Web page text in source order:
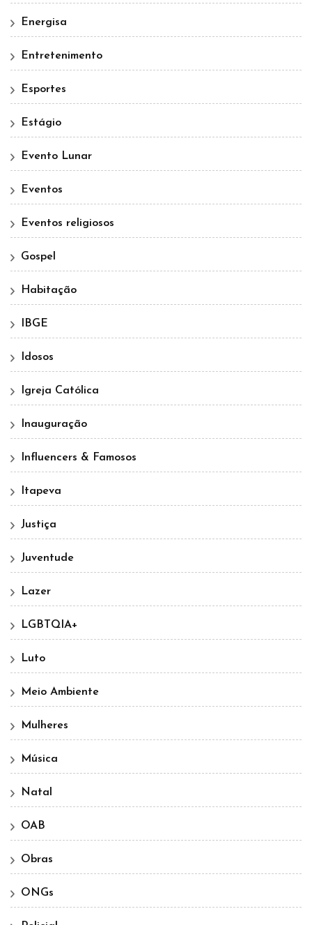
Energisa
Entretenimento
Esportes
Estágio
Evento Lunar
Eventos
Eventos religiosos
Gospel
Habitação
IBGE
Idosos
Igreja Católica
Inauguração
Influencers & Famosos
Itapeva
Justiça
Juventude
Lazer
LGBTQIA+
Luto
Meio Ambiente
Mulheres
Música
Natal
OAB
Obras
ONGs